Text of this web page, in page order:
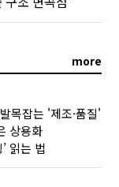
more
목잡는 '제조·품질'
상용화
읽는 법